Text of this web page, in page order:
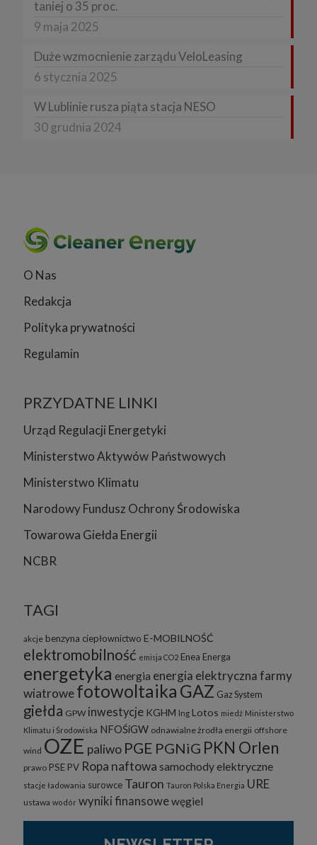
taniej o 35 proc.
9 maja 2025
Duże wzmocnienie zarządu VeloLeasing
6 stycznia 2025
W Lublinie rusza piąta stacja NESO
30 grudnia 2024
O Nas
Redakcja
Polityka prywatności
Regulamin
PRZYDATNE LINKI
Urząd Regulacji Energetyki
Ministerstwo Aktywów Państwowych
Ministerstwo Klimatu
Narodowy Fundusz Ochrony Środowiska
Towarowa Giełda Energii
NCBR
TAGI
akcje benzyna ciepłownictwo E-MOBILNOŚĆ
elektromobilność emisja CO2 Enea Energa
energetyka energia energia elektrycznafarmy
wiatrowefotowoltaika GAZ Gaz System
giełda GPW inwestycje KGHM lng Lotos miedź Ministerstwo
Klimatu i Środowiska NFOŚiGW odnawialne żrodła energii offshore
wind OZE paliwo PGE PGNiG PKN Orlen
prawo PSE PV Ropa naftowa samochody elektryczne
stacje ładowania surowce Tauron Tauron Polska Energia URE
ustawa wodór wyniki finansowewęgiel